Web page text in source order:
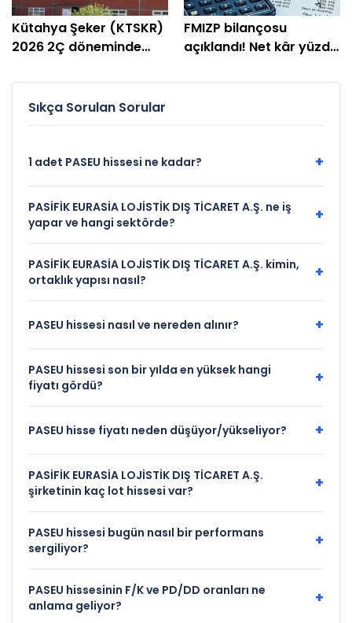
Kütahya Şeker (KTSKR)
2026 2Ç döneminde
FMIZP bilançosu
açıklandı! Net kâr yüzde
Sıkça Sorulan Sorular
1 adet PASEU hissesi ne kadar? +
PASİFİK EURASİA LOJİSTİK DIŞ TİCARET A.Ş. ne iş
yapar ve hangi sektörde?
+
PASİFİK EURASİA LOJİSTİK DIŞ TİCARET A.Ş. kimin,
ortaklık yapısı nasıl?
+
PASEU hissesi nasıl ve nereden alınır? +
PASEU hissesi son bir yılda en yüksek hangi
fiyatı gördü?
+
PASEU hisse fiyatı neden düşüyor/yükseliyor? +
PASİFİK EURASİA LOJİSTİK DIŞ TİCARET A.Ş.
şirketinin kaç lot hissesi var?
+
PASEU hissesi bugün nasıl bir performans
sergiliyor?
+
PASEU hissesinin F/K ve PD/DD oranları ne
anlama geliyor?
+